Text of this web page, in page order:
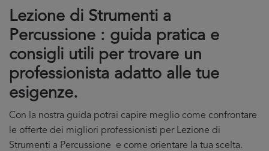
Lezione di Strumenti a
Percussione : guida pratica e
consigli utili per trovare un
professionista adatto alle tue
esigenze.
Con la nostra guida potrai capire meglio come confrontare
le offerte dei migliori professionisti per Lezione di
Strumenti a Percussione e come orientare la tua scelta.